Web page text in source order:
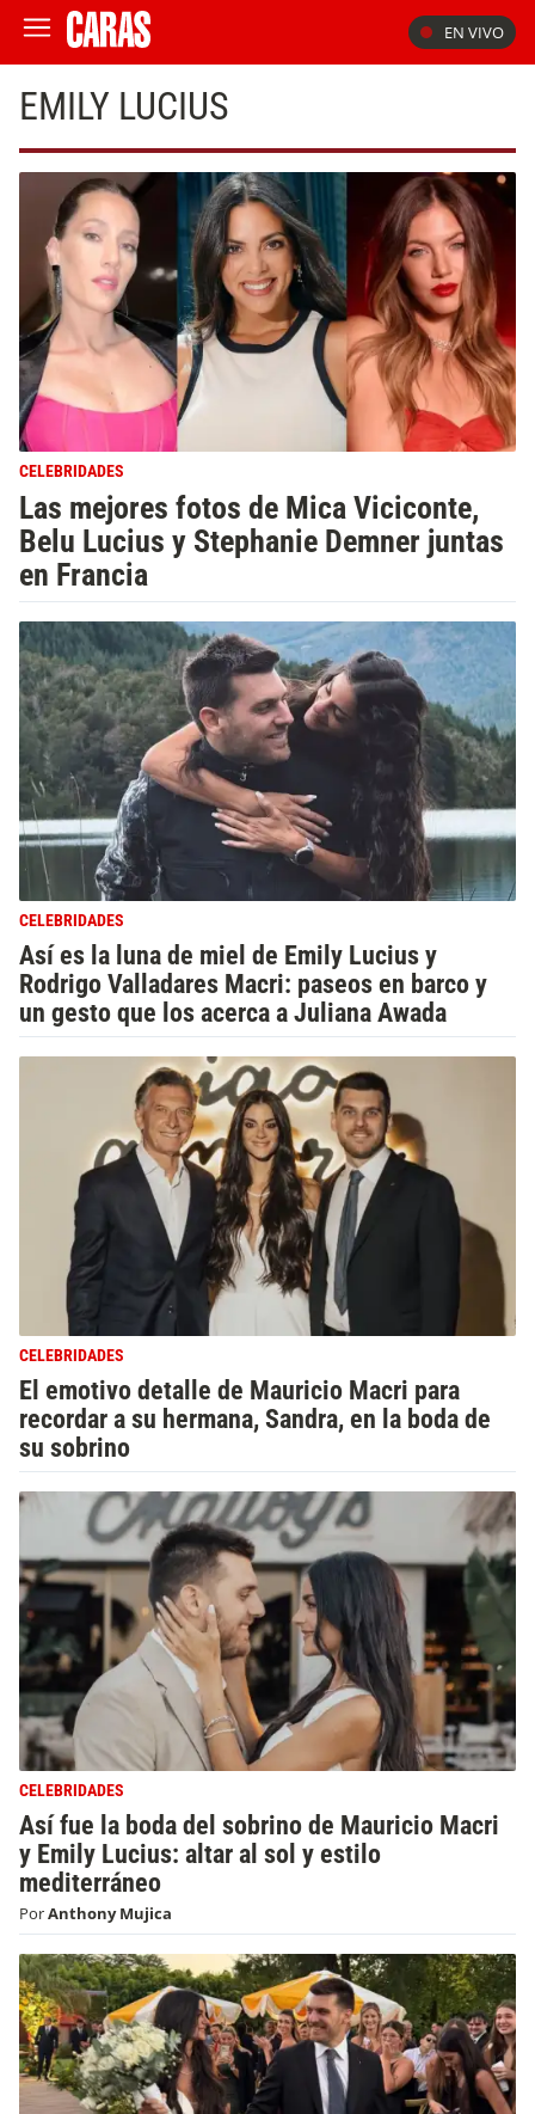
EN VIVO
EMILY LUCIUS
CELEBRIDADES
Las mejores fotos de Mica Viciconte,
Belu Lucius y Stephanie Demner juntas
en Francia
CELEBRIDADES
Así es la luna de miel de Emily Lucius y
Rodrigo Valladares Macri: paseos en barco y
un gesto que los acerca a Juliana Awada
CELEBRIDADES
El emotivo detalle de Mauricio Macri para
recordar a su hermana, Sandra, en la boda de
su sobrino
CELEBRIDADES
Así fue la boda del sobrino de Mauricio Macri
y Emily Lucius: altar al sol y estilo
mediterráneo
PorAnthony Mujica